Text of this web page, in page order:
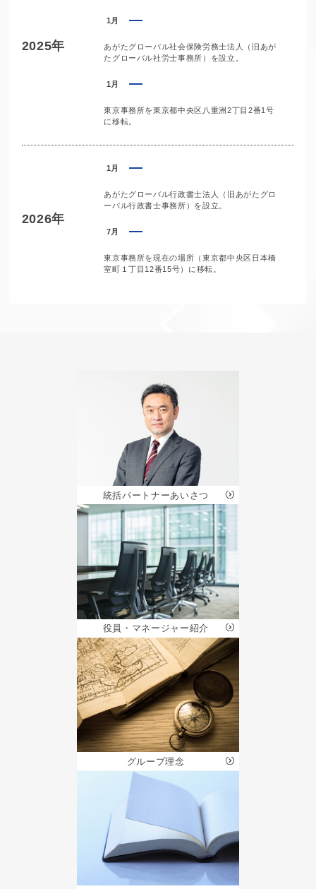
2025年
1月
あがたグローバル社会保険労務士法人（旧あが
たグローバル社労士事務所）を設立。
1月
東京事務所を東京都中央区八重洲2丁目2番1号
に移転。
2026年
1月
あがたグローバル行政書士法人（旧あがたグロ
ーバル行政書士事務所）を設立。
7月
東京事務所を現在の場所（東京都中央区日本橋
室町１丁目12番15号）に移転。
統括パートナーあいさつ
役員・ マネージャー紹介
グループ理念